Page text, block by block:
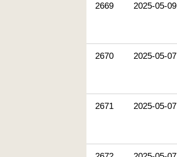
2669 2025-05-09
2670 2025-05-07
2671 2025-05-07